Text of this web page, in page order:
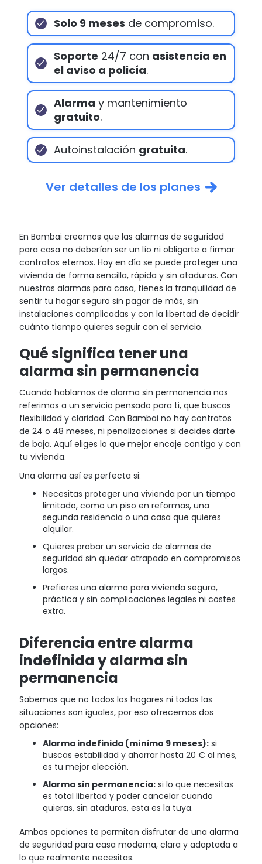
Solo 9 meses de compromiso.
Soporte 24/7 con asistencia en
el aviso a policía.
Alarma y mantenimiento
gratuito.
Autoinstalación gratuita.
Ver detalles de los planes
En Bambai creemos que las alarmas de seguridad
para casa no deberían ser un lío ni obligarte a firmar
contratos eternos. Hoy en día se puede proteger una
vivienda de forma sencilla, rápida y sin ataduras. Con
nuestras alarmas para casa, tienes la tranquilidad de
sentir tu hogar seguro sin pagar de más, sin
instalaciones complicadas y con la libertad de decidir
cuánto tiempo quieres seguir con el servicio.
Qué significa tener una
alarma sin permanencia
Cuando hablamos de alarma sin permanencia nos
referimos a un servicio pensado para ti, que buscas
flexibilidad y claridad. Con Bambai no hay contratos
de 24 o 48 meses, ni penalizaciones si decides darte
de baja. Aquí eliges lo que mejor encaje contigo y con
tu vivienda.
Una alarma así es perfecta si:
Necesitas proteger una vivienda por un tiempo
limitado, como un piso en reformas, una
segunda residencia o una casa que quieres
alquilar.
Quieres probar un servicio de alarmas de
seguridad sin quedar atrapado en compromisos
largos.
Prefieres una alarma para vivienda segura,
práctica y sin complicaciones legales ni costes
extra.
Diferencia entre alarma
indefinida y alarma sin
permanencia
Sabemos que no todos los hogares ni todas las
situaciones son iguales, por eso ofrecemos dos
opciones:
Alarma indefinida (mínimo 9 meses): si
buscas estabilidad y ahorrar hasta 20 € al mes,
es tu mejor elección.
Alarma sin permanencia: si lo que necesitas
es total libertad y poder cancelar cuando
quieras, sin ataduras, esta es la tuya.
Ambas opciones te permiten disfrutar de una alarma
de seguridad para casa moderna, clara y adaptada a
lo que realmente necesitas.